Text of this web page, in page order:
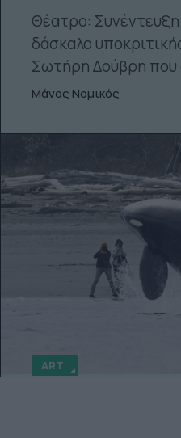
Θέατρο:
δάσκαλο
Σωτήρη Δούβρη που
Μάνος Νομικός
ART
Μεγάλες εικόνες: Οι
φωτογραφίες του